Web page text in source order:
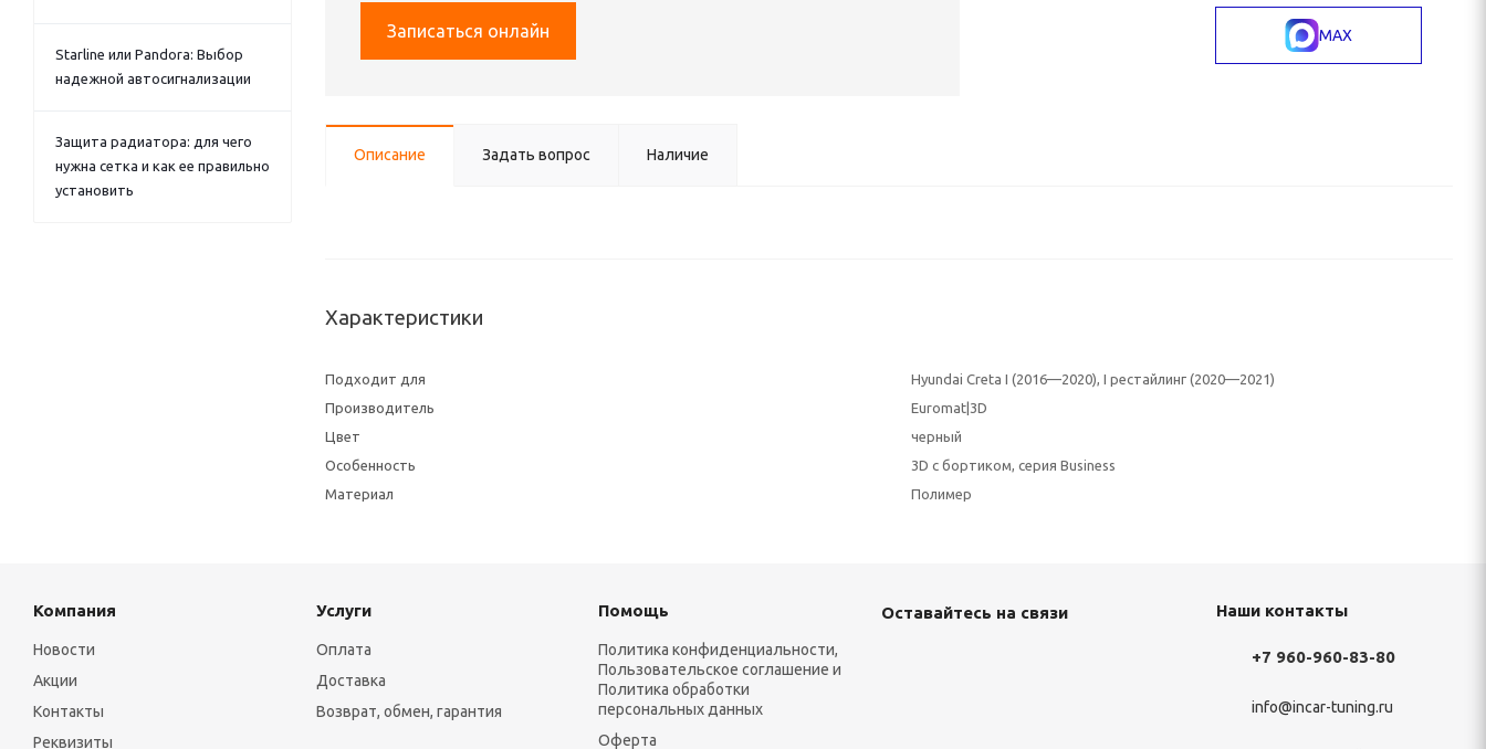
Записаться онлайн MAX
Описание Задать вопрос Наличие
Характеристики
Подходит для
Hyundai Creta I (2016—2020), I рестайлинг (2020—2021)
Производитель
Euromat|3D
Цвет
черный
Особенность
3D с бортиком, серия Business
Материал
Полимер
Starline или Pandora: Выбор
надежной автосигнализации
Защита радиатора: для чего
нужна сетка и как ее правильно
установить
Компания
Новости
Акции
Контакты
Реквизиты
Услуги
Оплата
Доставка
Возврат, обмен, гарантия
Помощь
Политика конфиденциальности,
Пользовательское соглашение и
Политика обработки
персональных данных
Оферта
Оставайтесь на связи Наши контакты
+7 960-960-83-80
info@incar-tuning.ru